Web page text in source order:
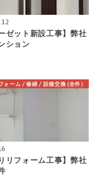
ゼット新設工事】弊社
ション
ォーム / 修繕 / 設備交換 (全件）
リフォーム工事】弊社